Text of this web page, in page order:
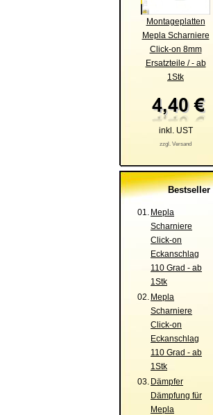
Montageplatten
Mepla Scharniere
Click-on 8mm
Ersatzteile / - ab
1Stk
inkl. UST
zzgl. Versand
Bestseller
01. Mepla
Scharniere
Click-on
Eckanschlag
110 Grad - ab
1Stk
02. Mepla
Scharniere
Click-on
Eckanschlag
110 Grad - ab
1Stk
03. Dämpfer
Dämpfung für
Mepla